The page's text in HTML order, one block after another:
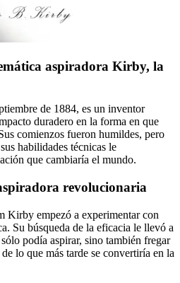
aspiradora Kirby, la
de 1884, es un inventor
duradero en la forma en que
comienzos fueron humildes, pero
habilidades técnicas le
que cambiaría el mundo.
revolucionaria
empezó a experimentar con
Su búsqueda de la eficacia le llevó a
podía aspirar, sino también fregar
lo que más tarde se convertiría en la